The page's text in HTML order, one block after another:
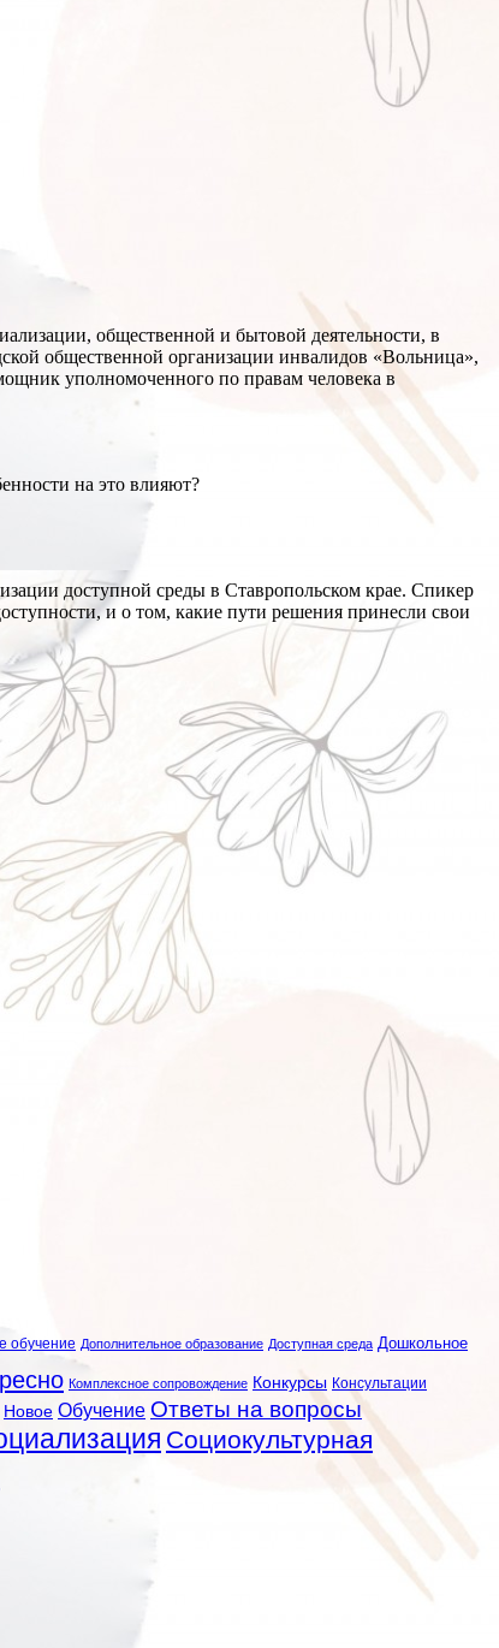
общественной и бытовой деятельности, в
общественной организации инвалидов «Вольница»,
уполномоченного по правам человека в
на это влияют?
доступной среды в Ставропольском крае. Спикер
и о том, какие пути решения принесли свои
обучение Дополнительное образование Доступная среда Дошкольное
Комплексное сопровождение Конкурсы Консультации
Новое Обучение Ответы на вопросы
Социокультурная